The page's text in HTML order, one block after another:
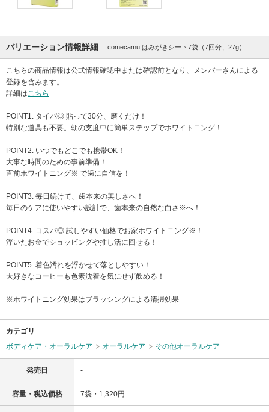
バリエーション情報詳細 comecamu はみがきシート7袋（7回分、27g）
こちらの商品情報は公式情報確認中または確認前となり、メンバーさんによる
登録を含みます。
詳細はこちら
POINT1. タイパ◎ 貼って30分、磨くだけ！
特別な道具も不要。朝の支度中に簡単ステップでホワイトニング！
POINT2. いつでもどこでも携帯OK！
大事な時間のための事前準備！
直前ホワイトニング※ で歯に自信を！
POINT3. 毎日続けて、歯本来の美しさへ！
毎日のケアに使いやすい設計で、歯本来の自然な白さ※へ！
POINT4. コスパ◎ 試しやすい価格でお家ホワイトニング※！
浮いたお金でショッピングや推し活に回せる！
POINT5. 着色汚れを浮かせて落としやすい！
大好きなコーヒーも色素沈着を気にせず飲める！
※ホワイトニング効果はブラッシングによる清掃効果
カテゴリ
ボディケア・オーラルケア
オーラルケア その他オーラルケア
発売日 -
容量・税込価格 7袋・1,320円